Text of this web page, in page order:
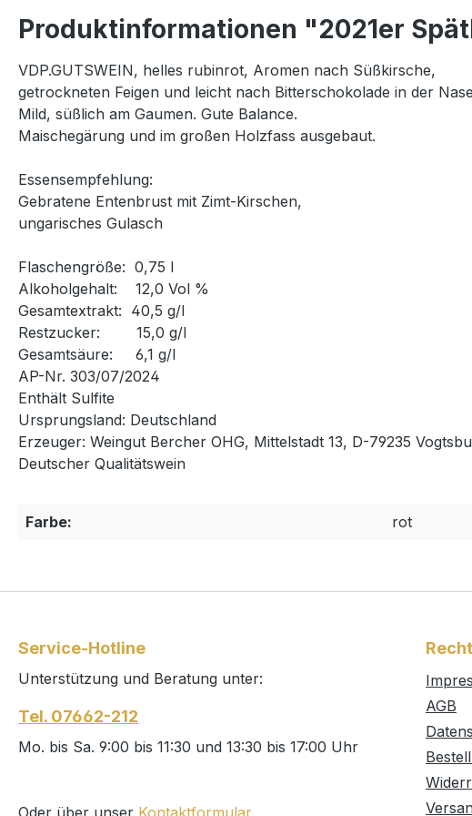
Produktinformationen "2021er
VDP.GUTSWEIN, helles rubinrot, Aromen nach Süßkirsche,
getrockneten Feigen und leicht nach Bitterschokolade in der
Mild, süßlich am Gaumen. Gute Balance.
Maischegärung und im großen Holzfass ausgebaut.
Essensempfehlung:
Gebratene Entenbrust mit Zimt-Kirschen,
ungarisches Gulasch
Flaschengröße: 0,75 l
Alkoholgehalt: 12,0 Vol %
Gesamtextrakt: 40,5 g/l
Restzucker: 15,0 g/l
Gesamtsäure: 6,1 g/l
AP-Nr. 303/07/2024
Enthält Sulfite
Ursprungsland: Deutschland
Erzeuger: Weingut Bercher OHG, Mittelstadt 13, D-79235
Deutscher Qualitätswein
Farbe: rot
Service-Hotline
Unterstützung und Beratung unter:
Tel. 07662-212
Mo. bis Sa. 9:00 bis 11:30 und 13:30 bis 17:00 Uhr
Oder über unser Kontaktformular.
AGB